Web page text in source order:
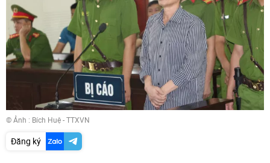
© Ảnh : Bích Huệ - TTXVN
Đăng ký